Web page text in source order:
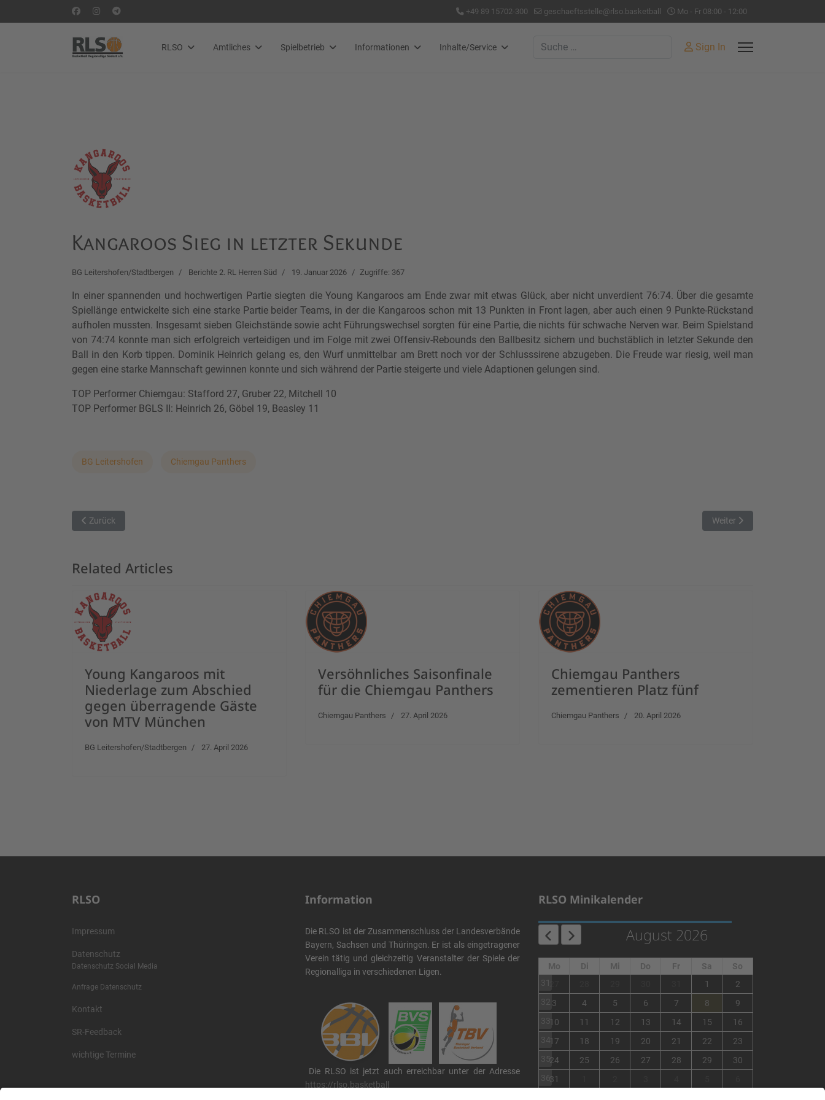
+49 89 15702-300 geschaeftsstelle@rlso.basketball Mo - Fr 08:00 - 12:00
RLSO Amtliches Spielbetrieb Informationen Inhalte/Service Suchen Sign In
Kangaroos Sieg in letzter Sekunde
BG Leitershofen/Stadtbergen Berichte 2. RL Herren Süd 19. Januar 2026 Zugriffe: 367
In einer spannenden und hochwertigen Partie siegten die Young Kangaroos am Ende zwar mit etwas Glück, aber nicht unverdient 76:74. Über die gesamte
Spiellänge entwickelte sich eine starke Partie beider Teams, in der die Kangaroos schon mit 13 Punkten in Front lagen, aber auch einen 9 Punkte-Rückstand
aufholen mussten. Insgesamt sieben Gleichstände sowie acht Führungswechsel sorgten für eine Partie, die nichts für schwache Nerven war. Beim Spielstand
von 74:74 konnte man sich erfolgreich verteidigen und im Folge mit zwei Offensiv-Rebounds den Ballbesitz sichern und buchstäblich in letzter Sekunde den
Ball in den Korb tippen. Dominik Heinrich gelang es, den Wurf unmittelbar am Brett noch vor der Schlusssirene abzugeben. Die Freude war riesig, weil man
gegen eine starke Mannschaft gewinnen konnte und sich während der Partie steigerte und viele Adaptionen gelungen sind.
TOP Performer Chiemgau: Stafford 27, Gruber 22, Mitchell 10
TOP Performer BGLS II: Heinrich 26, Göbel 19, Beasley 11
BG Leitershofen Chiemgau Panthers
Vorheriger Beitrag: BG Illertal behauptet sich auswärts in Augsburg
Zurück Nächster Beitrag: MTSV
Weiter
Related Articles
Young Kangaroos mit
Niederlage zum Abschied
gegen überragende Gäste
von MTV München
BG Leitershofen/Stadtbergen 27. April 2026
Versöhnliches Saisonfinale
für die Chiemgau Panthers
Chiemgau Panthers 27. April 2026
Chiemgau Panthers
zementieren Platz fünf
Chiemgau Panthers 20. April 2026
RLSO
Impressum
Datenschutz
Datenschutz Social Media
Anfrage Datenschutz
Kontakt
SR-Feedback
wichtige Termine
Information
Die RLSO ist der Zusammenschluss der Landesverbände
Bayern, Sachsen und Thüringen. Er ist als eingetragener
Verein tätig und gleichzeitig Veranstalter der Spiele der
Regionalliga in verschiedenen Ligen.
Die RLSO ist jetzt auch erreichbar unter der Adresse
https://rlso.basketball
RLSO Minikalender
August 2026
Mo Di Mi Do Fr Sa
So
31
1
2
32 3 4 5 6 7 8
9
3310 11 12 13 14 15
16
3417 18 19 20 21 22
23
3524 25 26 27 28 29
30
3631